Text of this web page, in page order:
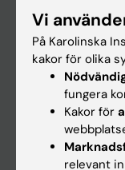
Ladok
Canvas
Schema
Studentmejlen
Kurs- och
Student på KI
Vi
På Karolinska
kakor för olika
fungera
Kakor för
relevant